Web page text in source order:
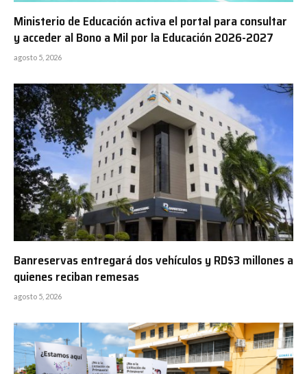
Ministerio de Educación activa el portal para consultar
y acceder al Bono a Mil por la Educación 2026-2027
agosto 5, 2026
Banreservas entregará dos vehículos y RD$3 millones a
quienes reciban remesas
agosto 5, 2026